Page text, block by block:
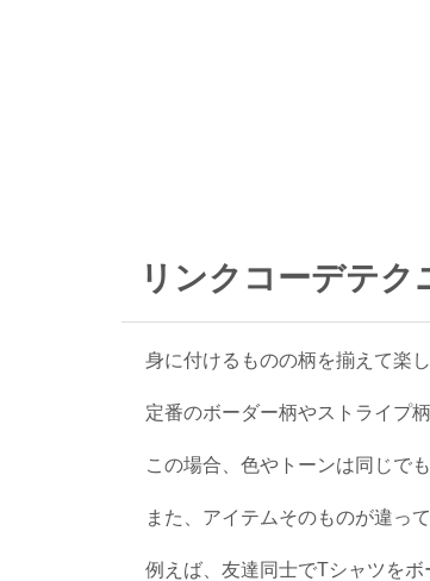
リンクコーデテク
身に付けるものの柄を揃えて楽
定番のボーダー柄やストライプ
この場合、色やトーンは同じで
また、アイテムそのものが違っ
例えば、友達同士でTシャツを